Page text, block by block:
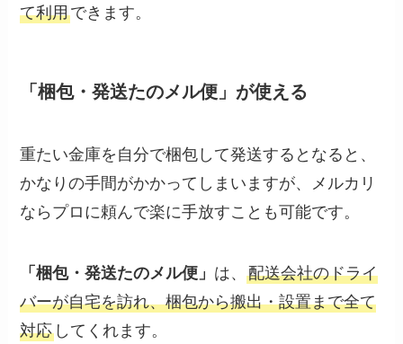
て利用できます。
「梱包・発送たのメル便」が使える
重たい金庫を自分で梱包して発送するとなると、
かなりの手間がかかってしまいますが、メルカリ
ならプロに頼んで楽に手放すことも可能です。
「梱包・発送たのメル便」 は、配送会社のドライ
バーが自宅を訪れ、梱包から搬出・設置まで全て
対応 してくれます。